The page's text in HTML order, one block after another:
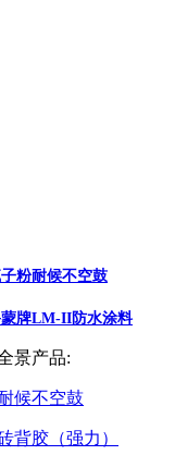
粉耐候不空鼓
牌LM-II防水涂料
景产品:
候不空鼓
背胶（强力）